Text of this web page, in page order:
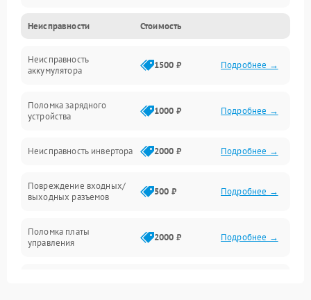
Работа с нагрузкой
Звук и индикация
Механические повреждения
Механика
Неисправности Стоимость
Неисправность
аккумулятора
1500 ₽ Подробнее →
Поломка зарядного
устройства
1000 ₽ Подробнее →
Неисправность инвертора 2000 ₽ Подробнее →
Повреждение входных/
выходных разъемов
500 ₽ Подробнее →
Поломка платы
управления
2000 ₽ Подробнее →